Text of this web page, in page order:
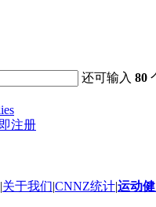
还可输入80
注册
|关于我们|CNNZ统计|运动